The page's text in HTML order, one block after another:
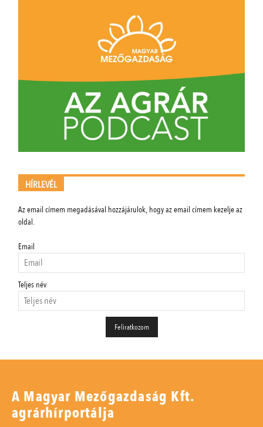
HÍRLEVÉL
Az email címem megadásával hozzájárulok, hogy az email címem kezelje az
oldal.
Email
Teljes név
A Magyar Mezőgazdaság Kft.
agrárhírportálja